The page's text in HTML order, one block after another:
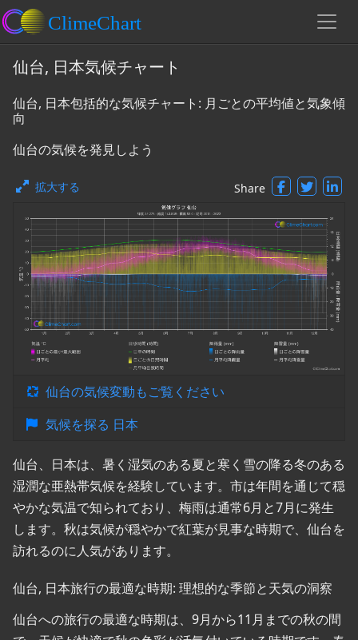
仙台, 日本気候チャート
仙台, 日本包括的な気候チャート: 月ごとの平均値と気象傾
向
仙台の気候を発見しよう
拡大する Share
仙台の気候変動もご覧ください
気候を探る 日本
仙台、日本は、暑く湿気のある夏と寒く雪の降る冬のある
湿潤な亜熱帯気候を経験しています。市は年間を通じて穏
やかな気温で知られており、梅雨は通常6月と7月に発生
します。秋は気候が穏やかで紅葉が見事な時期で、仙台を
訪れるのに人気があります。
仙台, 日本旅行の最適な時期: 理想的な季節と天気の洞察
仙台への旅行の最適な時期は、9月から11月までの秋の間